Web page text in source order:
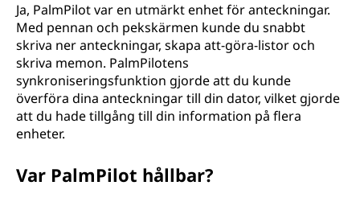
Ja, PalmPilot var en utmärkt enhet för anteckningar.
Med pennan och pekskärmen kunde du snabbt
skriva ner anteckningar, skapa att-göra-listor och
skriva memon. PalmPilotens
synkroniseringsfunktion gjorde att du kunde
överföra dina anteckningar till din dator, vilket gjorde
att du hade tillgång till din information på flera
enheter.
Var PalmPilot hållbar?